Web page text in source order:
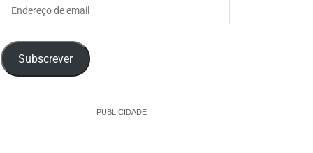
Subscrever
PUBLICIDADE